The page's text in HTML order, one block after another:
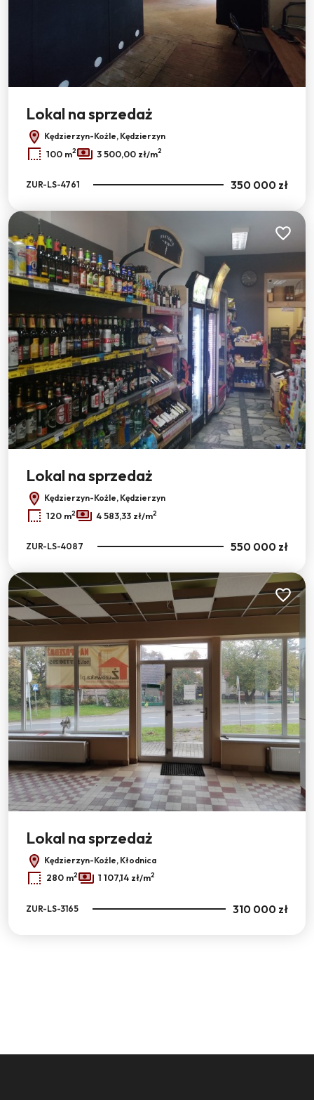
Lokal na sprzedaż
Kędzierzyn-Koźle, Kędzierzyn
100 m2 3 500,00 zł/m2
ZUR-LS-4761 350 000 zł
Dodaj
Lokal na sprzedaż
Kędzierzyn-Koźle, Kędzierzyn
120 m2 4 583,33 zł/m2
ZUR-LS-4087 550 000 zł
Dodaj
Lokal na sprzedaż
Kędzierzyn-Koźle, Kłodnica
280 m2 1 107,14 zł/m2
ZUR-LS-3165 310 000 zł